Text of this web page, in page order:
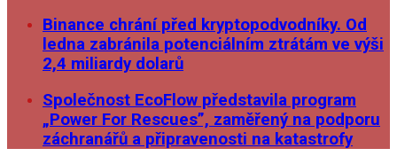
Binance chrání před kryptopodvodníky. Od
ledna zabránila potenciálním ztrátám ve výši
2,4 miliardy dolarů
Společnost EcoFlow představila program
„Power For Rescues”, zaměřený na podporu
záchranářů a připravenosti na katastrofy